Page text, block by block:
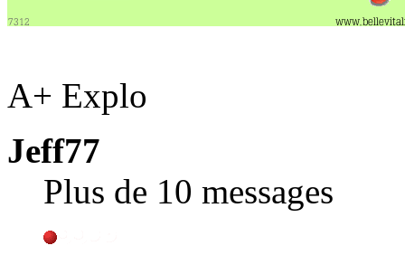
A+ Explo
Jeff77
Plus de 10 messages